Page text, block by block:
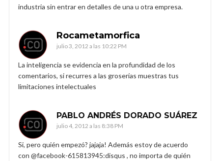
industria sin entrar en detalles de una u otra empresa.
Rocametamorfica
julio 3, 2012 a las 10:22 PM
La inteligencia se evidencia en la profundidad de los
comentarios, si recurres a las groserías muestras tus
limitaciones intelectuales
PABLO ANDRÉS DORADO SUÁREZ
julio 4, 2012 a las 8:38 PM
Si, pero quién empezó? jajaja! Además estoy de acuerdo
con @facebook-615813945:disqus , no importa de quién